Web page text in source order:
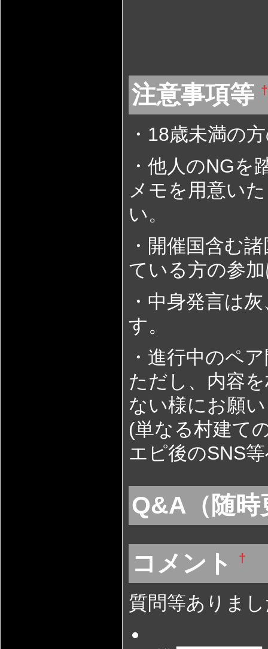
注意事項等 †
・18歳未満の
・他人のNGを
メモを用意い
い。
・開催国含む
ている方の参
・中身発言は
す。
・進行中のペ
ただし、内容
ない様にお願
(単なる村建て
エピ後のSNS
Q&A（随
コメント †
質問等ありま